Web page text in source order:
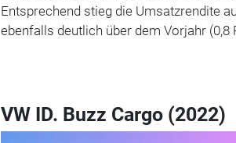
Entsprechend stieg die Umsatzrendite
ebenfalls deutlich über dem Vorjahr (0,8
VW ID. Buzz Cargo (2022)